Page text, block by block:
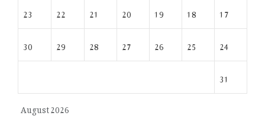
August 2026
17
18
19
20
21
22
23
24
25
26
27
28
29
30
31